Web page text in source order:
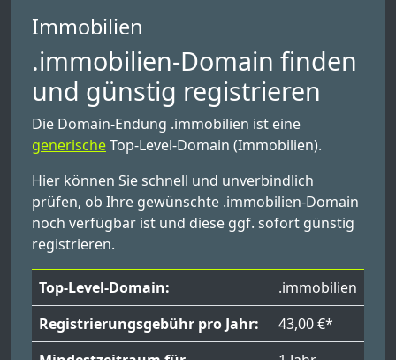
Immobilien
.immobilien-Domain finden
und günstig registrieren
Die Domain-Endung .immobilien ist eine
generischeTop-Level-Domain (Immobilien).
Hier können Sie schnell und unverbindlich
prüfen, ob Ihre gewünschte .immobilien-Domain
noch verfügbar ist und diese ggf. sofort günstig
registrieren.
Top-Level-Domain:
.immobilien
Registrierungsgebühr pro Jahr:
43,00 €*